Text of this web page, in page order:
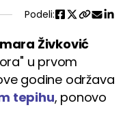
Podeli:
Živković
u prvom
godine održava
tepihu, ponovo